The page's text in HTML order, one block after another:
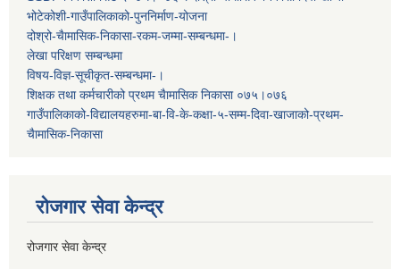
भोटेकोशी-गाउँपालिकाको-पुननिर्माण-योजना
दोश्रो-चैामासिक-निकासा-रकम-जम्मा-सम्बन्धमा-।
लेखा परिक्षण सम्बन्धमा
विषय-विज्ञ-सूचीकृत-सम्बन्धमा-।
शिक्षक तथा कर्मचारीको प्रथम च‌ैामासिक निकासा ०७५।०७६
गाउँपालिकाको-विद्यालयहरुमा-बा-वि-के-कक्षा-५-सम्म-दिवा-खाजाको-प्रथम-
चैामासिक-निकासा
रोजगार सेवा केन्द्र
रोजगार सेवा केन्द्र